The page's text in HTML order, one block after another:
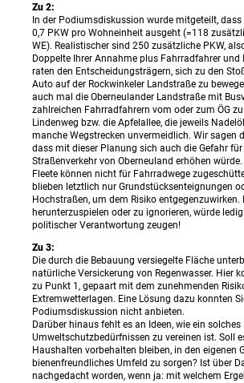
Zu 2:
In der Podiumsdiskussion wurde mitgeteilt,
0,7 PKW pro Wohneinheit ausgeht (=118
WE). Realistischer sind 250 zusätzliche PKW,
Doppelte Ihrer Annahme plus Fahrradfahrer und
raten den Entscheidungsträgern, sich zu den
Auto auf der Rockwinkeler Landstraße zu
auch mal die Oberneulander Landstraße mit
zahlreichen Fahrradfahrern vom oder zum ÖG
Lindenweg bzw. die Apfelallee, die jeweils
manche Wegstrecken unvermeidlich. Wir sagen
dass mit dieser Planung sich auch die Gefahr für
Straßenverkehr von Oberneuland erhöhen
Fleete können nicht für Fahrradwege
blieben letztlich nur Grundstücksenteignungen
Hochstraßen, um dem Risiko entgegenzuwirken.
herunterzuspielen oder zu ignorieren, würde
politischer Verantwortung zeugen!
Zu 3:
Die durch die Bebauung versiegelte Fläche
natürliche Versickerung von Regenwasser. Hier
zu Punkt 1, gepaart mit dem zunehmenden
Extremwetterlagen. Eine Lösung dazu konnten
Podiumsdiskussion nicht anbieten.
Darüber hinaus fehlt es an Ideen, wie ein
Umweltschutzbedürfnissen zu vereinen ist. Soll
Haushalten vorbehalten bleiben, in den eigenen
bienenfreundliches Umfeld zu sorgen? Ist über
nachgedacht worden, wenn ja: mit welchem